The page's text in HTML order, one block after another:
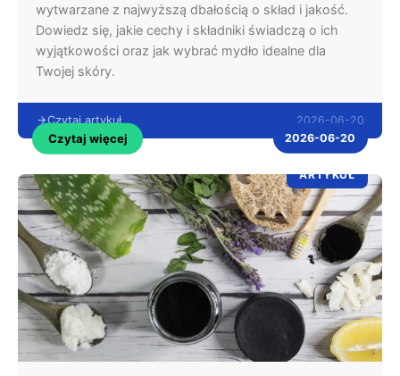
Czytaj więcej 2026-06-20
wytwarzane z najwyższą dbałością o skład i jakość.
Dowiedz się, jakie cechy i składniki świadczą o ich
wyjątkowości oraz jak wybrać mydło idealne dla
Twojej skóry.
Czytaj artykuł 2026-06-20
ARTYKUŁ